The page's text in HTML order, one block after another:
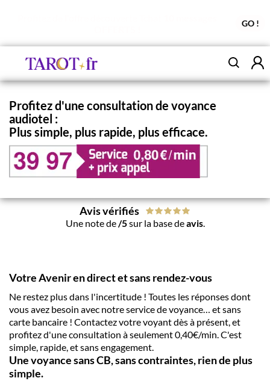
GO !
Profitez d'une consultation de voyance
audiotel :
Plus simple, plus rapide, plus efficace.
Avis vérifiés
Une note de/5sur la base deavis.
Votre Avenir en direct et sans rendez-vous
Ne restez plus dans l'incertitude ! Toutes les réponses dont
vous avez besoin avec notre service de voyance… et sans
carte bancaire ! Contactez votre voyant dès à présent, et
profitez d'une consultation à seulement 0,40€/min. C'est
simple, rapide, et sans engagement.
Une voyance sans CB, sans contraintes, rien de plus
simple.